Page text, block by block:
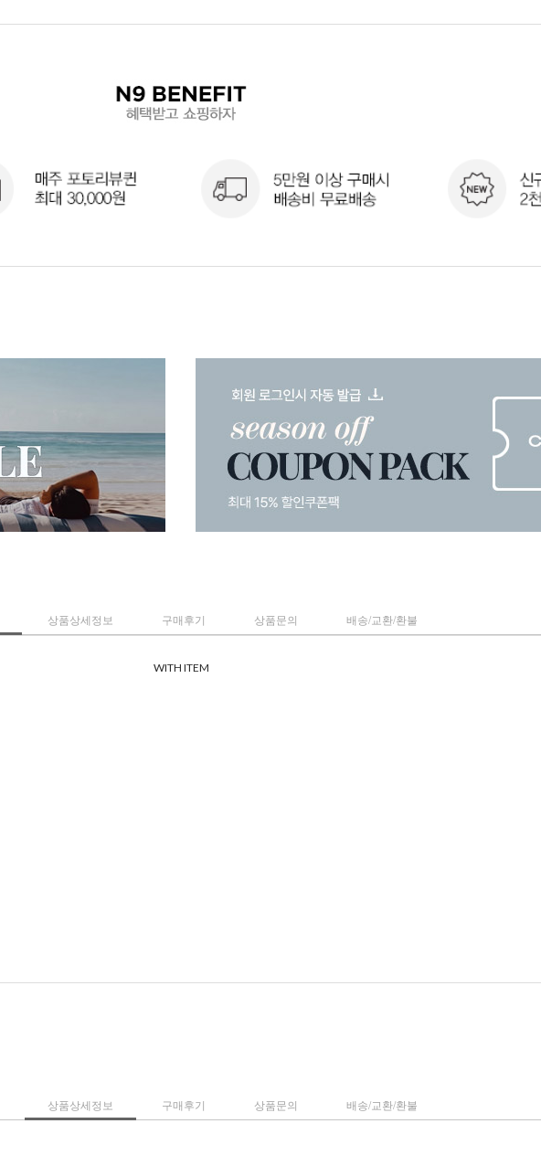
상품상세정보 구매후기 상품문의 배송/교환/환불
WITH ITEM
상품상세정보 구매후기 상품문의 배송/교환/환불